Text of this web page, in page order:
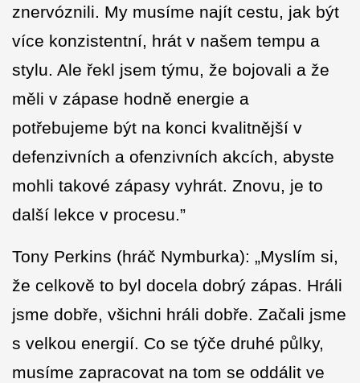
znervóznili. My musíme najít cestu, jak být
více konzistentní, hrát v našem tempu a
stylu. Ale řekl jsem týmu, že bojovali a že
měli v zápase hodně energie a
potřebujeme být na konci kvalitnější v
defenzivních a ofenzivních akcích, abyste
mohli takové zápasy vyhrát. Znovu, je to
další lekce v procesu.”
Tony Perkins (hráč Nymburka): „Myslím si,
že celkově to byl docela dobrý zápas. Hráli
jsme dobře, všichni hráli dobře. Začali jsme
s velkou energií. Co se týče druhé půlky,
musíme zapracovat na tom se oddálit ve